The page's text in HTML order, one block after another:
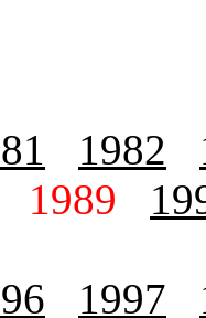
1982
1989
1997